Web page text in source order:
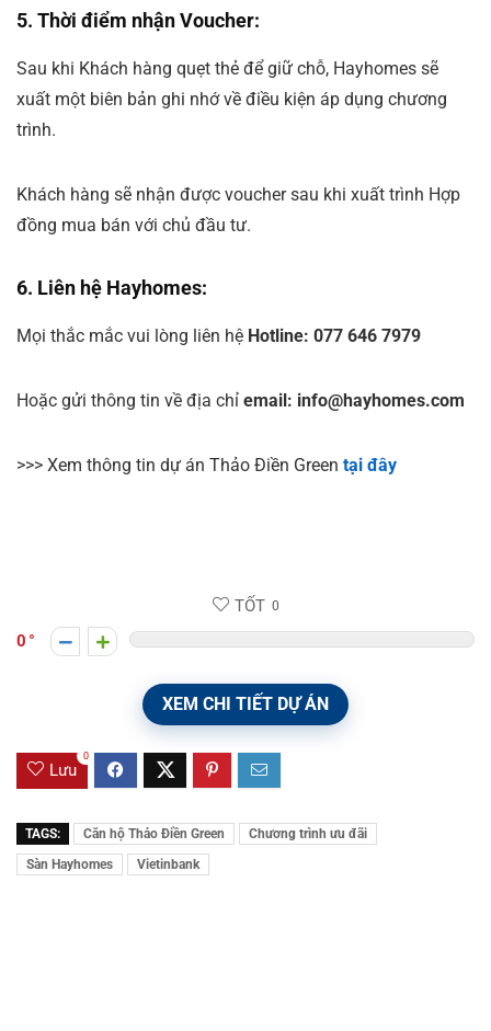
5. Thời điểm nhận Voucher:
Sau khi Khách hàng quẹt thẻ để giữ chỗ, Hayhomes sẽ
xuất một biên bản ghi nhớ về điều kiện áp dụng chương
trình.
Khách hàng sẽ nhận được voucher sau khi xuất trình Hợp
đồng mua bán với chủ đầu tư.
6. Liên hệ Hayhomes:
Mọi thắc mắc vui lòng liên hệ Hotline: 077 646 7979
Hoặc gửi thông tin về địa chỉ email: info@hayhomes.com
>>> Xem thông tin dự án Thảo Điền Green tại đây
TỐT 0
0
XEM CHI TIẾT DỰ ÁN
Lưu
0
TAGS: Căn hộ Thảo Điền Green
Chương trình ưu đãi
Sàn Hayhomes
Vietinbank